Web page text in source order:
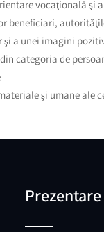
vocaţională şi
beneficiari,
a unei imagini
categoria de
şi umane ale
Prezentare